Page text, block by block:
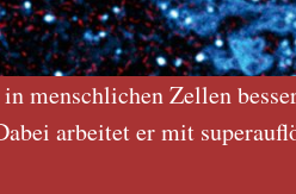
menschlichen Zellen
arbeitet er mit